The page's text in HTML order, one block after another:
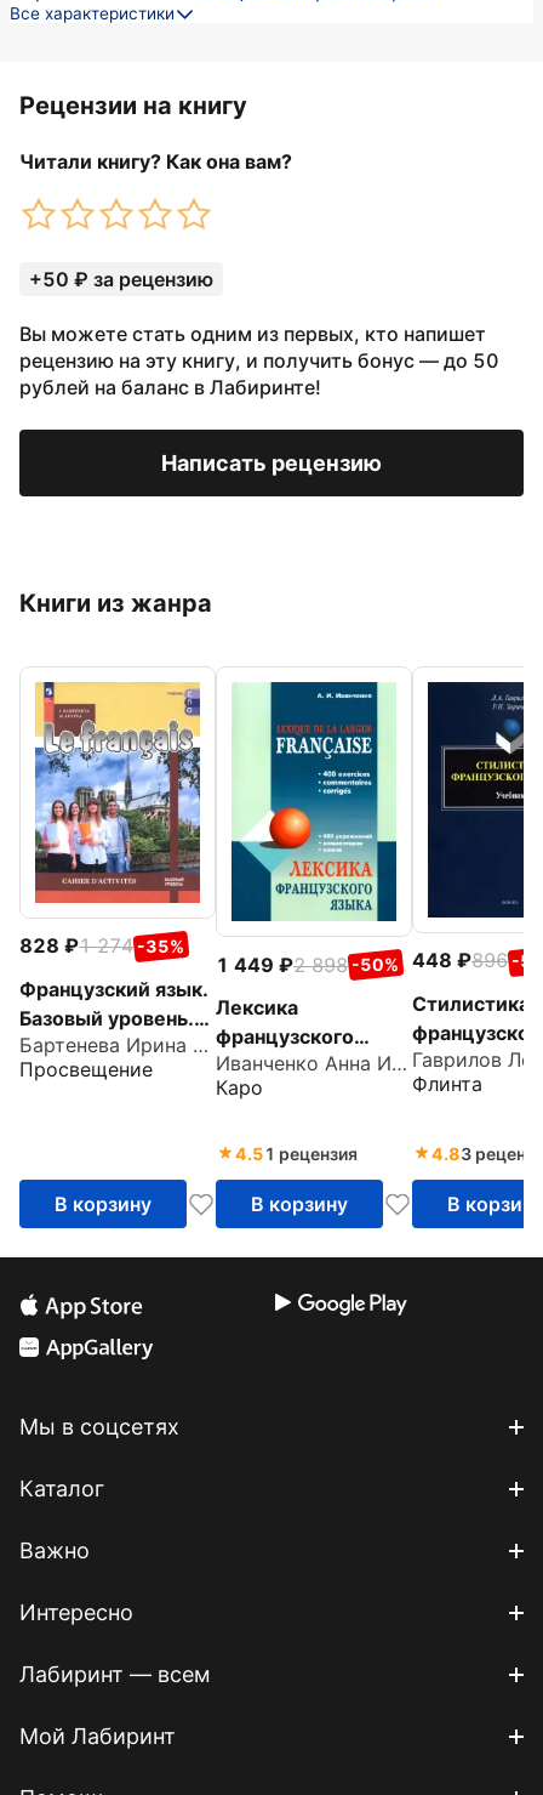
Все характеристики
Рецензии на книгу
Читали книгу? Как она вам?
+50 ₽ за рецензию
Вы можете стать одним из первых, кто напишет
рецензию на эту книгу, и получить бонус — до 50
рублей на баланс в Лабиринте!
Написать рецензию
Книги из жанра
828 1 274 -35%
Французский язык.
Базовый уровень.
Тетрадь-тренажёр.
Учебное пособие
Бартенева Ирина Юрьевна
Просвещение
В корзину
1 449 2 898 -50%
Лексика
французского
языка. 400
упражнений.
Ключи
Иванченко Анна Игоревна
Каро
4.51 рецензия
В корзину
448 896 -
Стилистика
языка.
Флинта
4.83
В корзину
Мы в соцсетях
Каталог
Важно
Интересно
Лабиринт — всем
Мой Лабиринт